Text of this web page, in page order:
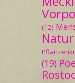
(12)
Natur
(19)